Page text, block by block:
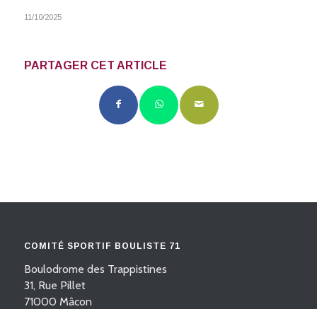
11/10/2025
PARTAGER CET ARTICLE
COMITÉ SPORTIF BOULISTE 71
Boulodrome des Trappistines
31, Rue Pillet
71000 Mâcon